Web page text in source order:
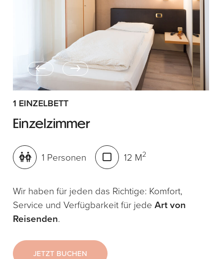
1 EINZELBETT
Einzelzimmer
1 Personen 12 M2
Wir haben für jeden das Richtige: Komfort,
Service und Verfügbarkeit für jedeArt von
Reisenden.
JETZT BUCHEN